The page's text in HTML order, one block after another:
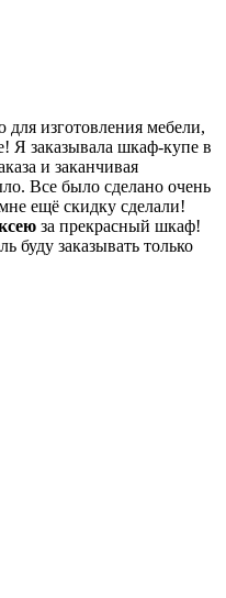
изготовления мебели,
Я заказывала шкаф-купе в
и заканчивая
Все было сделано очень
ещё скидку сделали!
за прекрасный шкаф!
буду заказывать только